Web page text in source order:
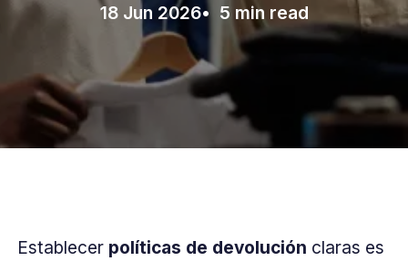
18 Jun 2026• 5 min read
Establecer políticas de devolución claras es